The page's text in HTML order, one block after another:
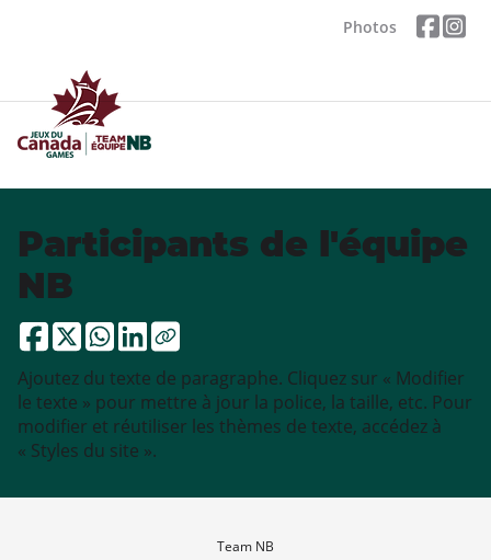
Photos
Participants de l'équipe
NB
Ajoutez du texte de paragraphe. Cliquez sur « Modifier
le texte » pour mettre à jour la police, la taille, etc. Pour
modifier et réutiliser les thèmes de texte, accédez à
« Styles du site ».
Team NB